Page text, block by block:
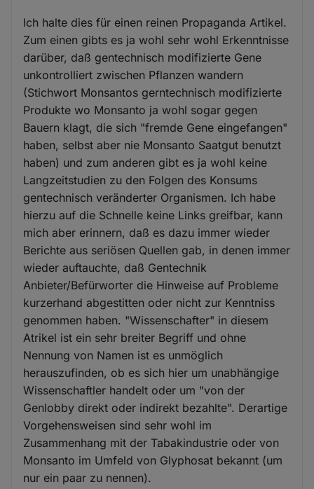
Ich halte dies für einen reinen Propaganda Artikel.
Zum einen gibts es ja wohl sehr wohl Erkenntnisse
darüber, daß gentechnisch modifizierte Gene
unkontrolliert zwischen Pflanzen wandern
(Stichwort Monsantos gerntechnisch modifizierte
Produkte wo Monsanto ja wohl sogar gegen
Bauern klagt, die sich "fremde Gene eingefangen"
haben, selbst aber nie Monsanto Saatgut benutzt
haben) und zum anderen gibt es ja wohl keine
Langzeitstudien zu den Folgen des Konsums
gentechnisch veränderter Organismen. Ich habe
hierzu auf die Schnelle keine Links greifbar, kann
mich aber erinnern, daß es dazu immer wieder
Berichte aus seriösen Quellen gab, in denen immer
wieder auftauchte, daß Gentechnik
Anbieter/Befürworter die Hinweise auf Probleme
kurzerhand abgestitten oder nicht zur Kenntniss
genommen haben. "Wissenschafter" in diesem
Atrikel ist ein sehr breiter Begriff und ohne
Nennung von Namen ist es unmöglich
herauszufinden, ob es sich hier um unabhängige
Wissenschaftler handelt oder um "von der
Genlobby direkt oder indirekt bezahlte". Derartige
Vorgehensweisen sind sehr wohl im
Zusammenhang mit der Tabakindustrie oder von
Monsanto im Umfeld von Glyphosat bekannt (um
nur ein paar zu nennen).